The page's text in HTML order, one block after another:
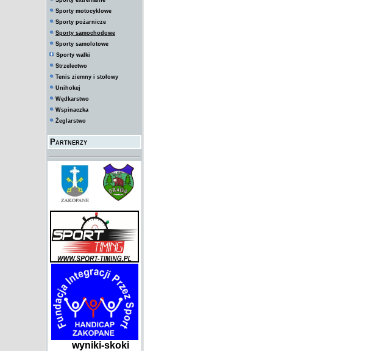
Sporty motocyklowe
Sporty pożarnicze
Sporty samochodowe
Sporty samolotowe
Sporty walki
Strzelectwo
Tenis ziemny i stołowy
Unihokej
Wędkarstwo
Wspinaczka
Żeglarstwo
Partnerzy
wyniki-skoki